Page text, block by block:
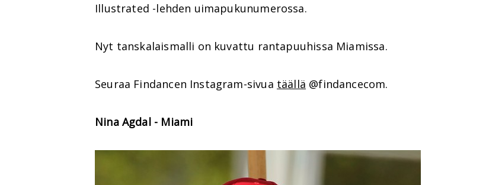
Illustrated -lehden uimapukunumerossa.
Nyt tanskalaismalli on kuvattu rantapuuhissa Miamissa.
Seuraa Findancen Instagram-sivua täällä @findancecom.
Nina Agdal - Miami